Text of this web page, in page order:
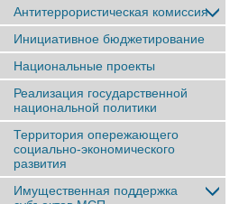
Антитеррористическая комиссия
Инициативное бюджетирование
Национальные проекты
Реализация государственной
национальной политики
Территория опережающего
социально-экономического
развития
Имущественная поддержка